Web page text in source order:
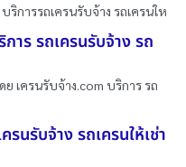
ริการรถเครนรับจ้าง รถเครนให
าร รถเครนรับจ้าง รถ
เครนรับจ้าง.com บริการ รถ
นรับจ้าง รถเครนให้เช่า